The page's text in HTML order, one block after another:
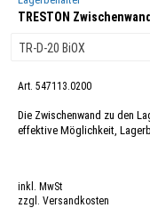
TRESTON
Art. 547113.0200
Die Zwischenwand zu den
effektive Möglichkeit,
inkl. MwSt
zzgl. Versandkosten